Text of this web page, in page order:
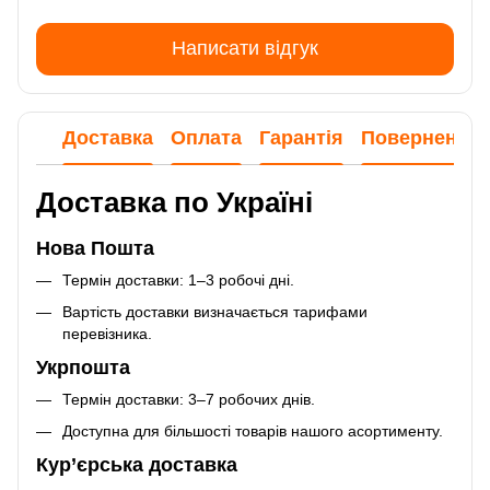
Написати відгук
Доставка Оплата Гарантія Повернення
Доставка по Україні
Нова Пошта
Термін доставки: 1–3 робочі дні.
Вартість доставки визначається тарифами
перевізника.
Укрпошта
Термін доставки: 3–7 робочих днів.
Доступна для більшості товарів нашого асортименту.
Кур’єрська доставка